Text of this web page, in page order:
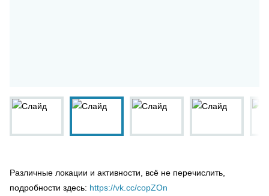
Различные локации и активности, всё не перечислить,
подробности здесь: https://vk.cc/copZOn